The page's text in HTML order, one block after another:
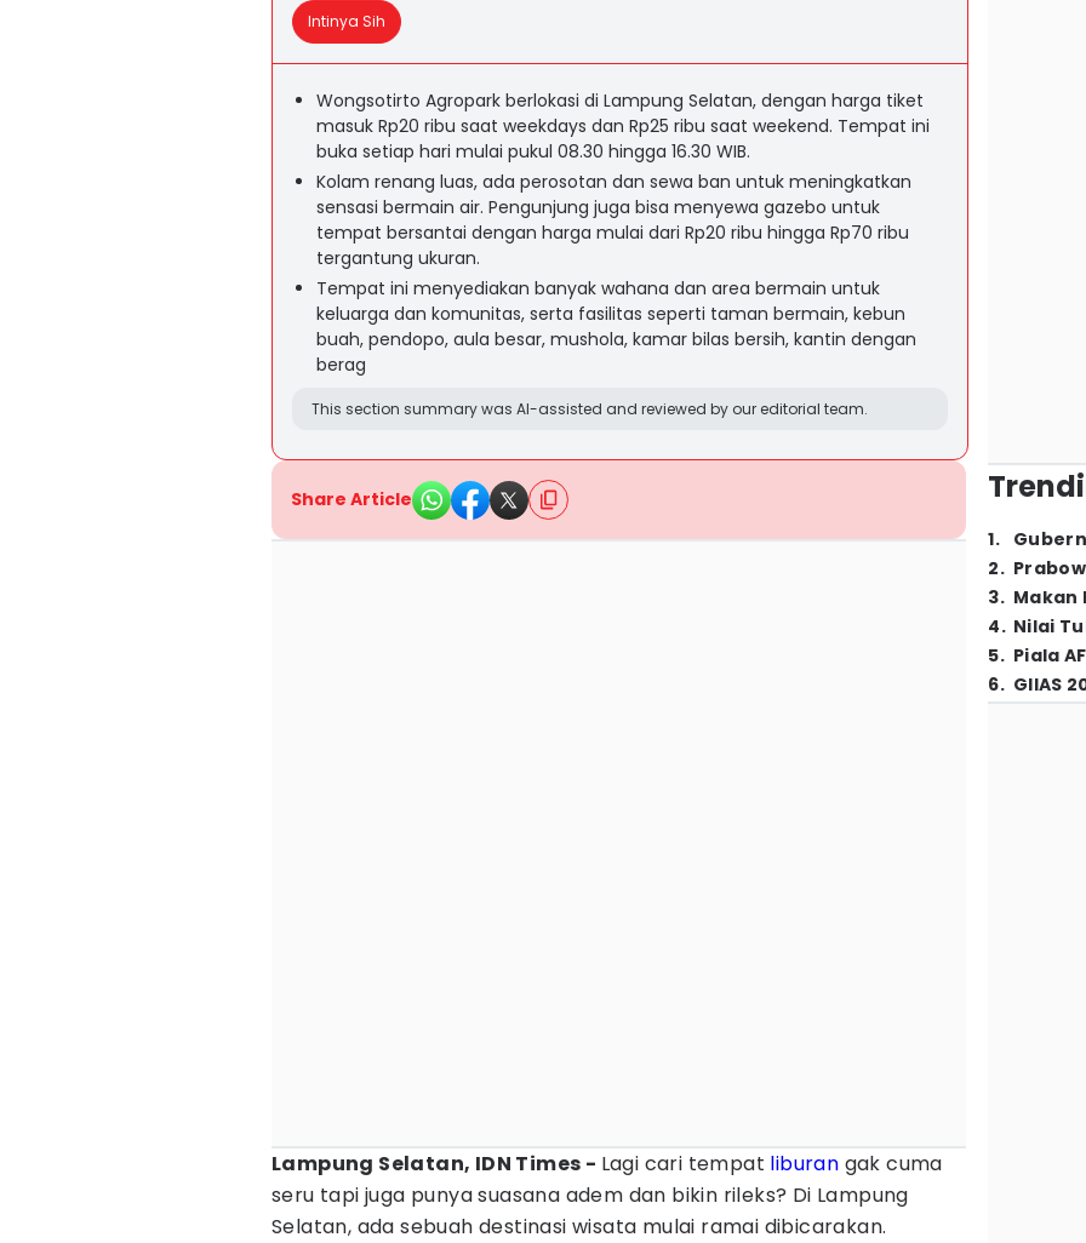
Intinya Sih
Wongsotirto Agropark berlokasi di Lampung Selatan, dengan harga tiket
masuk Rp20 ribu saat weekdays dan Rp25 ribu saat weekend. Tempat ini
buka setiap hari mulai pukul 08.30 hingga 16.30 WIB.
Kolam renang luas, ada perosotan dan sewa ban untuk meningkatkan
sensasi bermain air. Pengunjung juga bisa menyewa gazebo untuk
tempat bersantai dengan harga mulai dari Rp20 ribu hingga Rp70 ribu
tergantung ukuran.
Tempat ini menyediakan banyak wahana dan area bermain untuk
keluarga dan komunitas, serta fasilitas seperti taman bermain, kebun
buah, pendopo, aula besar, mushola, kamar bilas bersih, kantin dengan
berag
This section summary was AI-assisted and reviewed by our editorial team.
Share Article
Lampung Selatan, IDN Times - Lagi cari tempat liburan gak cuma
seru tapi juga punya suasana adem dan bikin rileks? Di Lampung
Selatan, ada sebuah destinasi wisata mulai ramai dibicarakan.
1.
2.
3. Makan
4. Nilai
5. Piala
6. GIIAS